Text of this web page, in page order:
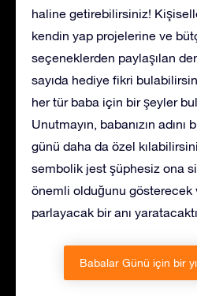
haline getirebilirsiniz!
kendin yap projelerine ve
seçeneklerden paylaşılan
sayıda hediye fikri
her tür baba için bir şeyler
Unutmayın, babanızın adını
günü daha da özel
sembolik jest şüphesiz ona
önemli olduğunu gösterecek
parlayacak bir anı
Babalar Günü için bir